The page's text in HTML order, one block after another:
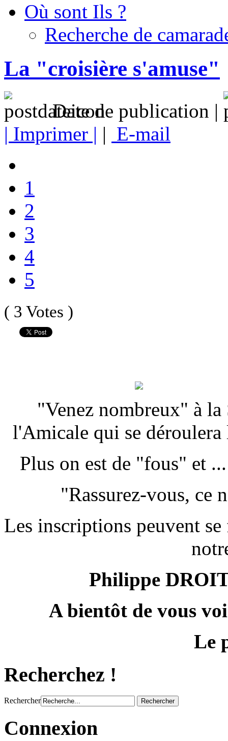
Où sont Ils ?
Recherche de
La "croisière s'amuse"
Date de publication |
| Imprimer | | E-mail
1
2
3
4
5
( 3 Votes )
"Venez nombreux" à
l'Amicale qui se déroulera
Plus on est de "fous" et
"Rassurez-vous, ce
Les inscriptions peuvent
Philippe
A bientôt de vous
Le
Recherchez !
Rechercher
Connexion